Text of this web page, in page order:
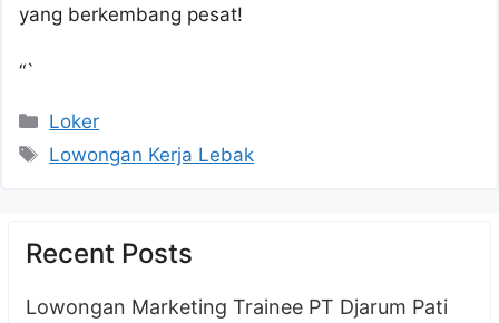
yang berkembang pesat!
“`
Kategori
Loker
Tag
Lowongan Kerja Lebak
Recent Posts
Lowongan Marketing Trainee PT Djarum Pati